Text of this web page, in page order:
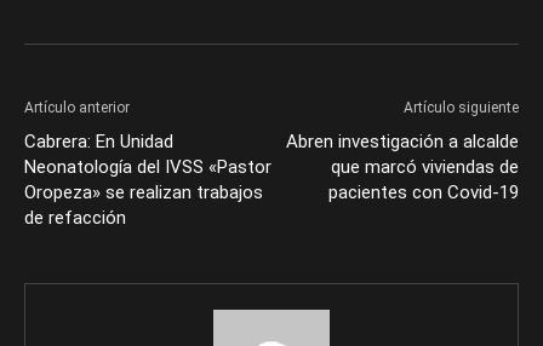
Artículo anterior
Cabrera: En Unidad
Neonatología del IVSS «Pastor
Oropeza» se realizan trabajos
de refacción
Artículo siguiente
Abren investigación a alcalde
que marcó viviendas de
pacientes con Covid-19